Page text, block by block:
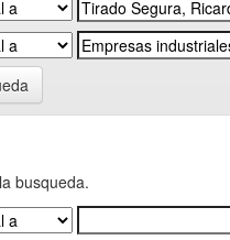
busqueda.